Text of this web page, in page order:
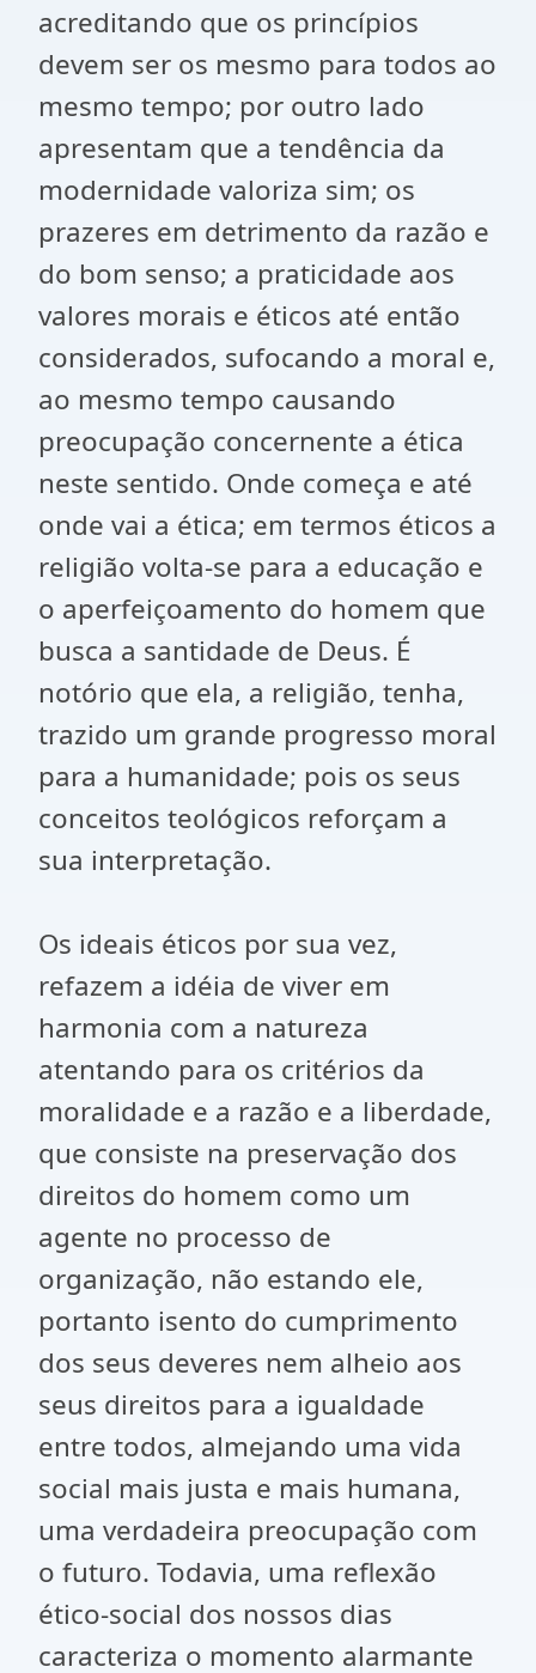
acreditando que os princípios
devem ser os mesmo para todos ao
mesmo tempo; por outro lado
apresentam que a tendência da
modernidade valoriza sim; os
prazeres em detrimento da razão e
do bom senso; a praticidade aos
valores morais e éticos até então
considerados, sufocando a moral e,
ao mesmo tempo causando
preocupação concernente a ética
neste sentido. Onde começa e até
onde vai a ética; em termos éticos a
religião volta-se para a educação e
o aperfeiçoamento do homem que
busca a santidade de Deus. É
notório que ela, a religião, tenha,
trazido um grande progresso moral
para a humanidade; pois os seus
conceitos teológicos reforçam a
sua interpretação.
Os ideais éticos por sua vez,
refazem a idéia de viver em
harmonia com a natureza
atentando para os critérios da
moralidade e a razão e a liberdade,
que consiste na preservação dos
direitos do homem como um
agente no processo de
organização, não estando ele,
portanto isento do cumprimento
dos seus deveres nem alheio aos
seus direitos para a igualdade
entre todos, almejando uma vida
social mais justa e mais humana,
uma verdadeira preocupação com
o futuro. Todavia, uma reflexão
ético-social dos nossos dias
caracteriza o momento alarmante